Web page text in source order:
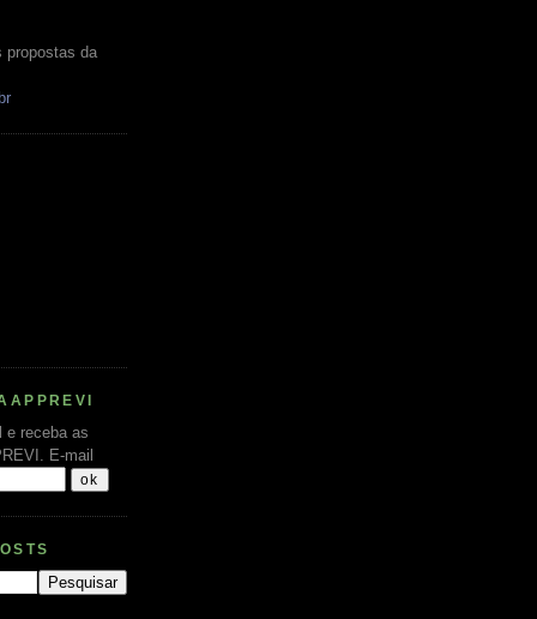
propostas da
e receba as
E-mail